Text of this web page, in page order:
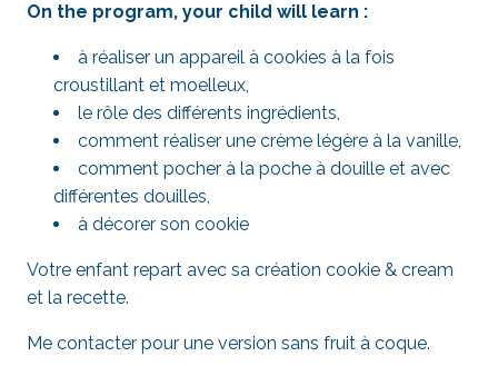
On the program, your child will learn :
à réaliser un appareil à cookies à la fois
croustillant et moelleux,
le rôle des différents ingrédients,
comment réaliser une crème légère à la vanille,
comment pocher à la poche à douille et avec
différentes douilles,
à décorer son cookie
Votre enfant repart avec sa création cookie & cream
et la recette.
Me contacter pour une version sans fruit à coque.